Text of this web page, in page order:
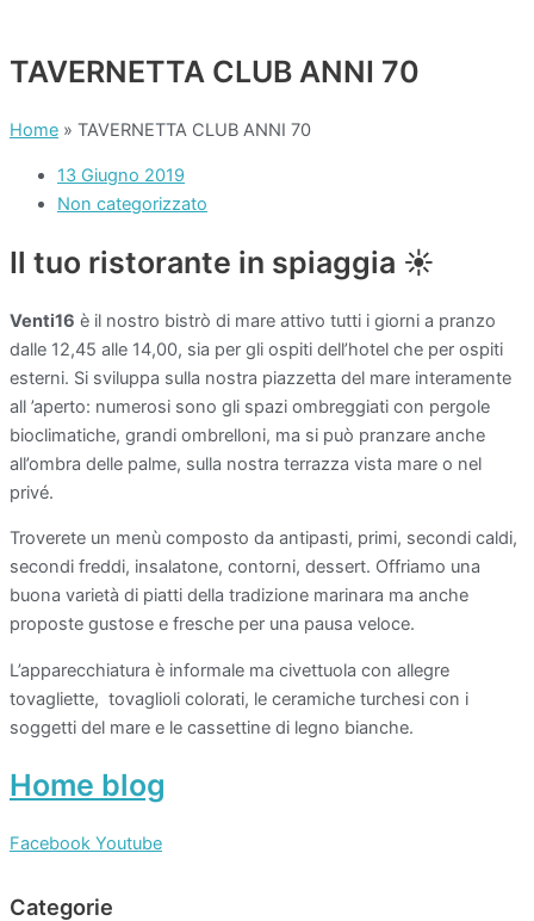
TAVERNETTA CLUB ANNI 70
Home » TAVERNETTA CLUB ANNI 70
13 Giugno 2019
Non categorizzato
Il tuo ristorante in spiaggia ☀️
Venti16 è il nostro bistrò di mare attivo tutti i giorni a pranzo
dalle 12,45 alle 14,00, sia per gli ospiti dell’hotel che per ospiti
esterni. Si sviluppa sulla nostra piazzetta del mare interamente
all ’aperto: numerosi sono gli spazi ombreggiati con pergole
bioclimatiche, grandi ombrelloni, ma si può pranzare anche
all’ombra delle palme, sulla nostra terrazza vista mare o nel
privé.
Troverete un menù composto da antipasti, primi, secondi caldi,
secondi freddi, insalatone, contorni, dessert. Offriamo una
buona varietà di piatti della tradizione marinara ma anche
proposte gustose e fresche per una pausa veloce.
L’apparecchiatura è informale ma civettuola con allegre
tovagliette, tovaglioli colorati, le ceramiche turchesi con i
soggetti del mare e le cassettine di legno bianche.
Home blog
Facebook Youtube
Categorie